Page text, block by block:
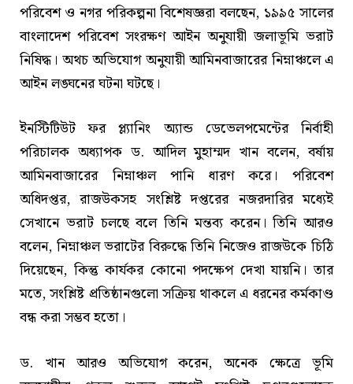
পরিবেশ ও নগর পরিকল্পনা বিশেষজ্ঞরা বলছেন, ১৯৯৫ সালের
বাংলাদেশ পরিবেশ সংরক্ষণ আইন অনুযায়ী জলাভূমি ভরাট
নিষিদ্ধ। অথচ অভিযোগ অনুযায়ী আমিনবাজারের নিম্নাঞ্চলে এ
আইন লঙ্ঘনের ঘটনা ঘটছে।
ইনস্টিটিউট ফর প্ল্যানিং অ্যান্ড ডেভেলপমেন্টের নির্বাহী
পরিচালক অধ্যাপক ড. আদিল মুহাম্মদ খান বলেন, বর্ষায়
আমিনবাজারের নিম্নাঞ্চল পানি ধারণ করে। পরিবেশ
অধিদপ্তর, রাজউকসহ সংশ্লিষ্ট দপ্তরের নজরদারির মধ্যেই
সেখানে ভরাট চলছে বলে তিনি মন্তব্য করেন। তিনি আরও
বলেন, নিম্নাঞ্চল ভরাটের বিরুদ্ধে তিনি নিজেও রাজউকে চিঠি
দিয়েছেন, কিন্তু কার্যকর কোনো পদক্ষেপ দেখা যায়নি। তার
মতে, সংশ্লিষ্ট প্রতিষ্ঠানগুলো সক্রিয় থাকলে এ ধরনের কর্মকাণ্ড
বন্ধ করা সম্ভব হতো।
ড. খান আরও অভিযোগ করেন, অনেক ক্ষেত্রে ভূমি